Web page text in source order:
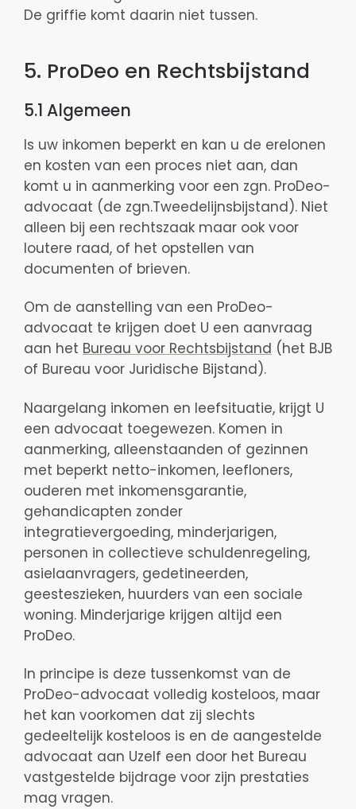
De griffie komt daarin niet tussen.
5. ProDeo en Rechtsbijstand
5.1 Algemeen
Is uw inkomen beperkt en kan u de erelonen
en kosten van een proces niet aan, dan
komt u in aanmerking voor een zgn. ProDeo-
advocaat (de zgn.Tweedelijnsbijstand). Niet
alleen bij een rechtszaak maar ook voor
loutere raad, of het opstellen van
documenten of brieven.
Om de aanstelling van een ProDeo-
advocaat te krijgen doet U een aanvraag
aan het Bureau voor Rechtsbijstand (het BJB
of Bureau voor Juridische Bijstand).
Naargelang inkomen en leefsituatie, krijgt U
een advocaat toegewezen. Komen in
aanmerking, alleenstaanden of gezinnen
met beperkt netto-inkomen, leefloners,
ouderen met inkomensgarantie,
gehandicapten zonder
integratievergoeding, minderjarigen,
personen in collectieve schuldenregeling,
asielaanvragers, gedetineerden,
geesteszieken, huurders van een sociale
woning. Minderjarige krijgen altijd een
ProDeo.
In principe is deze tussenkomst van de
ProDeo-advocaat volledig kosteloos, maar
het kan voorkomen dat zij slechts
gedeeltelijk kosteloos is en de aangestelde
advocaat aan Uzelf een door het Bureau
vastgestelde bijdrage voor zijn prestaties
mag vragen.